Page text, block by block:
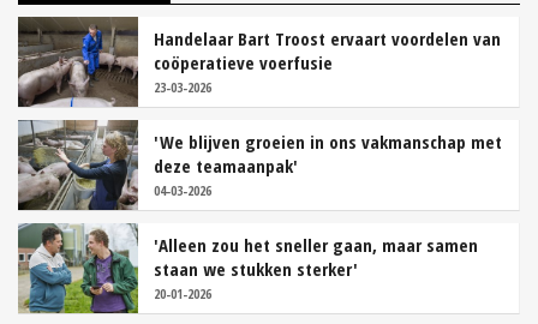
Handelaar Bart Troost ervaart voordelen van
coöperatieve voerfusie
23-03-2026
'We blijven groeien in ons vakmanschap met
deze teamaanpak'
04-03-2026
'Alleen zou het sneller gaan, maar samen
staan we stukken sterker'
20-01-2026